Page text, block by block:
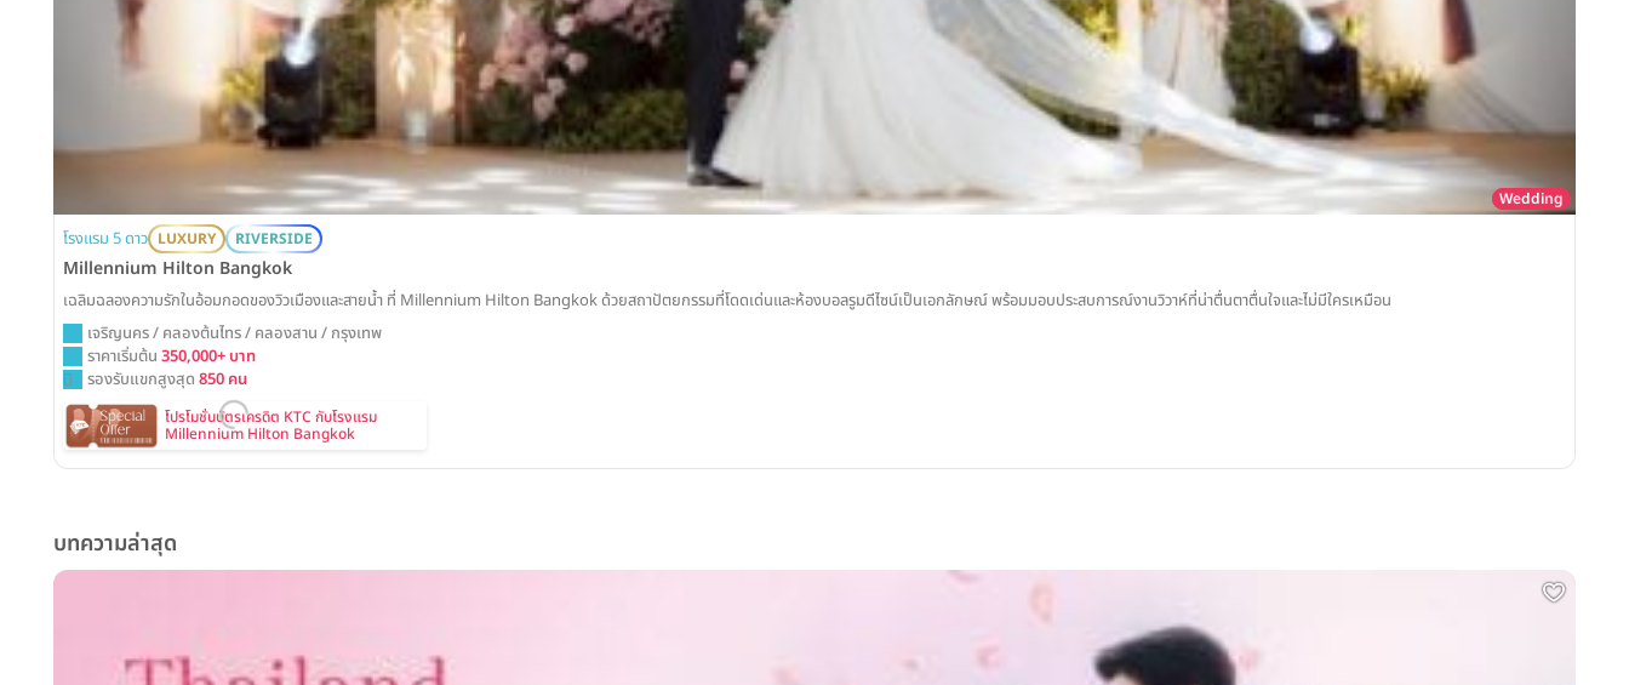
Wedding
โรงแรม 5 ดาว LUXURY RIVERSIDE
Millennium Hilton Bangkok
เฉลิมฉลองความรักในอ้อมกอดของวิวเมืองและสายน้ำ ที่ Millennium Hilton Bangkok ด้วยสถาปัตยกรรมที่โดดเด่นและห้องบอลรูมดีไซน์เป็นเอกลักษณ์ พร้อมมอบประสบการณ์งานวิวาห์ที่น่าตื่นตาตื่นใจและไม่มีใครเหมือน
เจริญนคร / คลองต้นไทร / คลองสาน / กรุงเทพ
ราคาเริ่มต้น 350,000+ บาท
รองรับแขกสูงสุด 850 คน
โปรโมชั่นบัตรเครดิต KTC กับโรงแรม
Millennium Hilton Bangkok
บทความล่าสุด